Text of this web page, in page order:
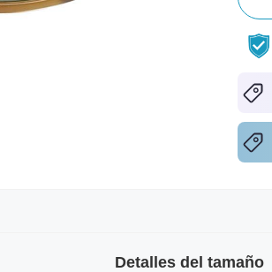
Detalles del tamaño